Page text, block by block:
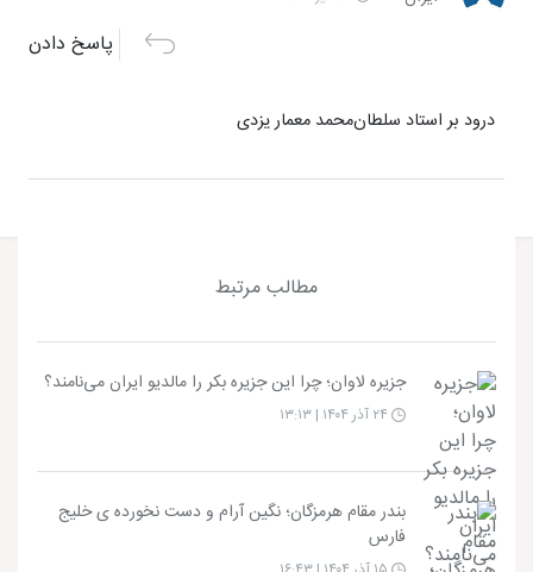
پاسخ دادن
درود بر استاد سلطان‌محمد معمار یزدی
مطالب مرتبط
جزیره لاوان؛ چرا این جزیره بکر را مالدیو ایران می‌نامند؟
بندر مقام هرمزگان؛ نگین آرام و دست نخورده ی خلیج
فارس